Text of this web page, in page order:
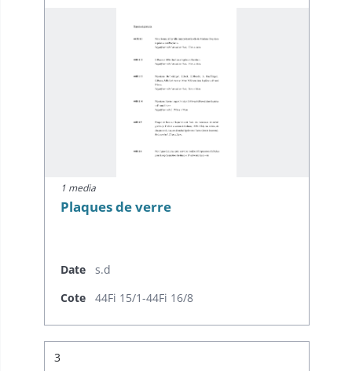
1 media
Plaques de verre
Date
s.d
Cote
44Fi 15/1-44Fi 16/8
Résultat n°
3